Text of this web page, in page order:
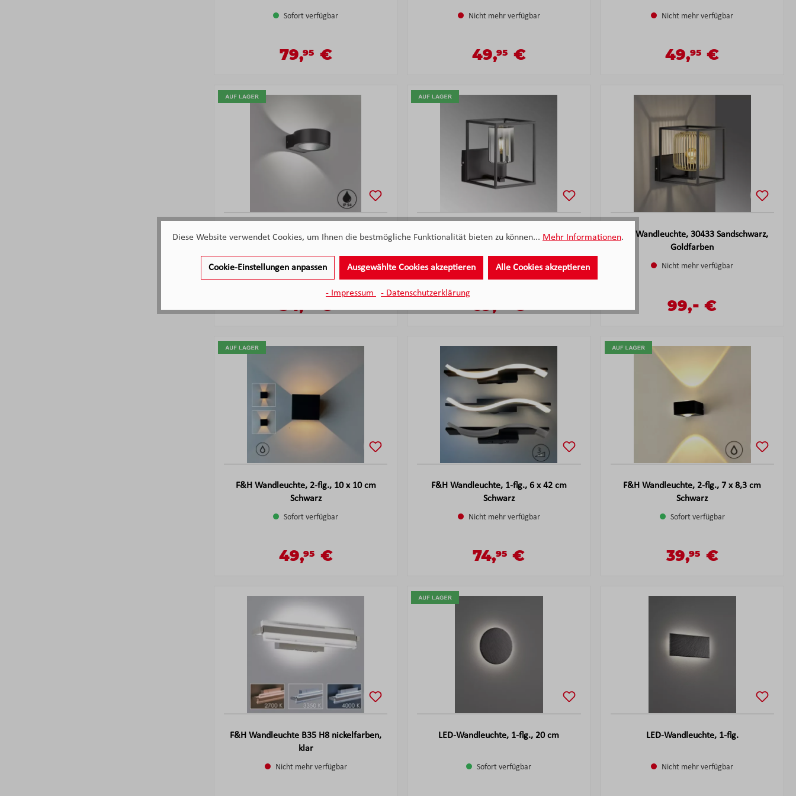
Sofort verfügbar
Regulärer Preis:
Verkaufspreis:
79,95 €
Nicht mehr verfügbar
Regulärer Preis:
Verkaufspreis:
49,95 €
Nicht mehr verfügbar
Regulärer Preis:
Verkaufspreis:
49,95 €
F&H Wandleuchte, 30382 Schwarz
Sofort verfügbar
54, €
F&H Wandleuchte, 30438 Sandschwarz
Sofort verfügbar
69, €
F&H Wandleuchte, 30433 Sandschwarz,
Goldfarben
Nicht mehr verfügbar
Regulärer Preis:
Verkaufspreis:
99,- €
F&H Wandleuchte, 2-flg., 10 x 10 cm
Schwarz
Sofort verfügbar
Regulärer Preis:
Verkaufspreis:
49,95 €
F&H Wandleuchte, 1-flg., 6 x 42 cm
Schwarz
Nicht mehr verfügbar
Regulärer Preis:
Verkaufspreis:
74,95 €
F&H Wandleuchte, 2-flg., 7 x 8,3 cm
Schwarz
Sofort verfügbar
Regulärer Preis:
Verkaufspreis:
39,95 €
F&H Wandleuchte B35 H8 nickelfarben,
klar
Nicht mehr verfügbar
LED-Wandleuchte, 1-flg., 20 cm
Sofort verfügbar
LED-Wandleuchte, 1-flg.
Nicht mehr verfügbar
Diese Website verwendet Cookies, um Ihnen die bestmögliche Funktionalität bieten zu können... Mehr Informationen.
Cookie-Einstellungen anpassen Ausgewählte Cookies akzeptieren Alle Cookies akzeptieren
- Impressum - Datenschutzerklärung